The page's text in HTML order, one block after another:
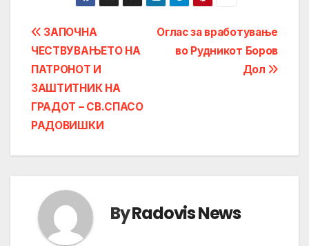
Post
navigation
Оглас за вработување
во Рудникот Боров
Дол
ЗАПОЧНА
ЧЕСТВУВАЊЕТО НА
ПАТРОНОТ И
ЗАШТИТНИК НА
ГРАДОТ – СВ.СПАСО
РАДОВИШКИ
ByRadovis News